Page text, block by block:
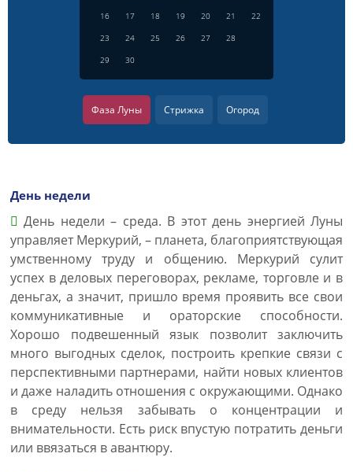
16
17 18 19 20 21
22
23
24 25 26 27
28
29
30
Фаза Луны Стрижка Огород
День недели
День недели – среда. В этот день энергией Луны
управляет Меркурий, – планета, благоприятствующая
умственному труду и общению. Меркурий сулит
успех в деловых переговорах, рекламе, торговле и в
деньгах, а значит, пришло время проявить все свои
коммуникативные и ораторские способности.
Хорошо подвешенный язык позволит заключить
много выгодных сделок, построить крепкие связи с
перспективными партнерами, найти новых клиентов
и даже наладить отношения с окружающими. Однако
в среду нельзя забывать о концентрации и
внимательности. Есть риск впустую потратить деньги
или ввязаться в авантюру.